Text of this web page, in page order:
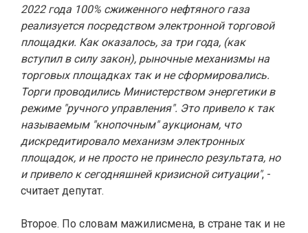
2022 года 100% сжиженного нефтяного газа
реализуется посредством электронной торговой
площадки. Как оказалось, за три года, (как
вступил в силу закон), рыночные механизмы на
торговых площадках так и не сформировались.
Торги проводились Министерством энергетики в
режиме "ручного управления". Это привело к так
называемым "кнопочным" аукционам, что
дискредитировало механизм электронных
площадок, и не просто не принесло результата, но
и привело к сегодняшней кризисной ситуации", -
считает депутат.
Второе. По словам мажилисмена, в стране так и не